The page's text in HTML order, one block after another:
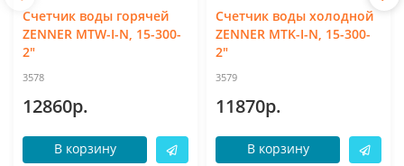
Счетчик воды горячей
ZENNER MTW-I-N, 15-300-
2"
3578
12860р.
В корзину
Счетчик воды холодной
ZENNER MTK-I-N, 15-300-
2"
3579
11870р.
В корзину